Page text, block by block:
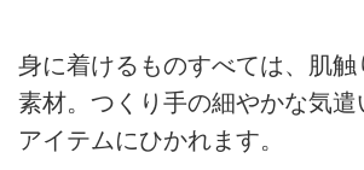
身に着けるものすべては、肌触
素材。つくり手の細やかな気遣
アイテムにひかれます。